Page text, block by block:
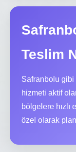
Teslim
Safranbolu
hizmeti aktif
bölgelere hızlı
özel olarak